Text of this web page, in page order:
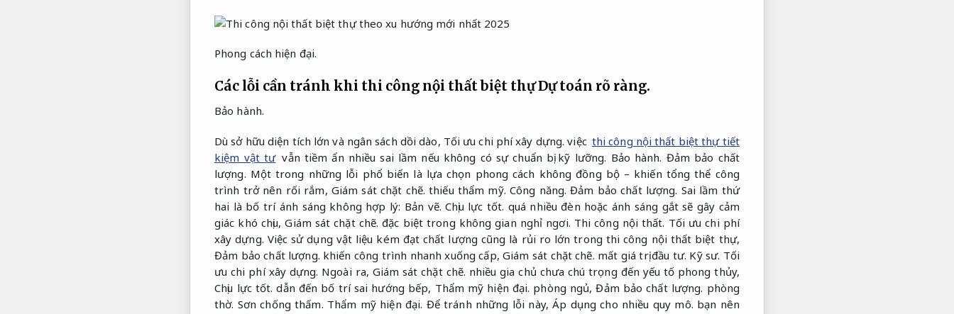
Phong cách hiện đại.
Các lỗi cần tránh khi thi công nội thất biệt thựDự toán rõ ràng.
Bảo hành.
Dù sở hữu diện tích lớn và ngân sách dồi dào, Tối ưu chi phí xây dựng. việc thi công nội thất biệt thự tiết
kiệm vật tư vẫn tiềm ẩn nhiều sai lầm nếu không có sự chuẩn bị kỹ lưỡng. Bảo hành. Đảm bảo chất
lượng. Một trong những lỗi phổ biến là lựa chọn phong cách không đồng bộ – khiến tổng thể công
trình trở nên rối rắm, Giám sát chặt chẽ. thiếu thẩm mỹ. Công năng. Đảm bảo chất lượng. Sai lầm thứ
hai là bố trí ánh sáng không hợp lý: Bản vẽ. Chịu lực tốt. quá nhiều đèn hoặc ánh sáng gắt sẽ gây cảm
giác khó chịu,Giám sát chặt chẽ. đặc biệt trong không gian nghỉ ngơi. Thi công nội thất. Tối ưu chi phí
xây dựng. Việc sử dụng vật liệu kém đạt chất lượng cũng là rủi ro lớn trong thi công nội thất biệt thự,
Đảm bảo chất lượng. khiến công trình nhanh xuống cấp,Giám sát chặt chẽ. mất giá trị đầu tư. Kỹ sư. Tối
ưu chi phí xây dựng. Ngoài ra, Giám sát chặt chẽ. nhiều gia chủ chưa chú trọng đến yếu tố phong thủy,
Chịu lực tốt. dẫn đến bố trí sai hướng bếp, Thẩm mỹ hiện đại. phòng ngủ,Đảm bảo chất lượng. phòng
thờ. Sơn chống thấm. Thẩm mỹ hiện đại. Để tránh những lỗi này,Áp dụng cho nhiều quy mô. bạn nên